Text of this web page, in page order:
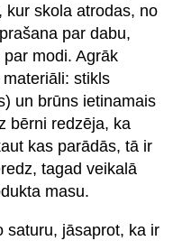
kur skola atrodas, no
par dabu,
modi. Agrāk
stikls
un brūns ietinamais
bērni redzēja, ka
kas parādās, tā ir
tagad veikalā
masu.
saturu, jāsaprot, ka ir